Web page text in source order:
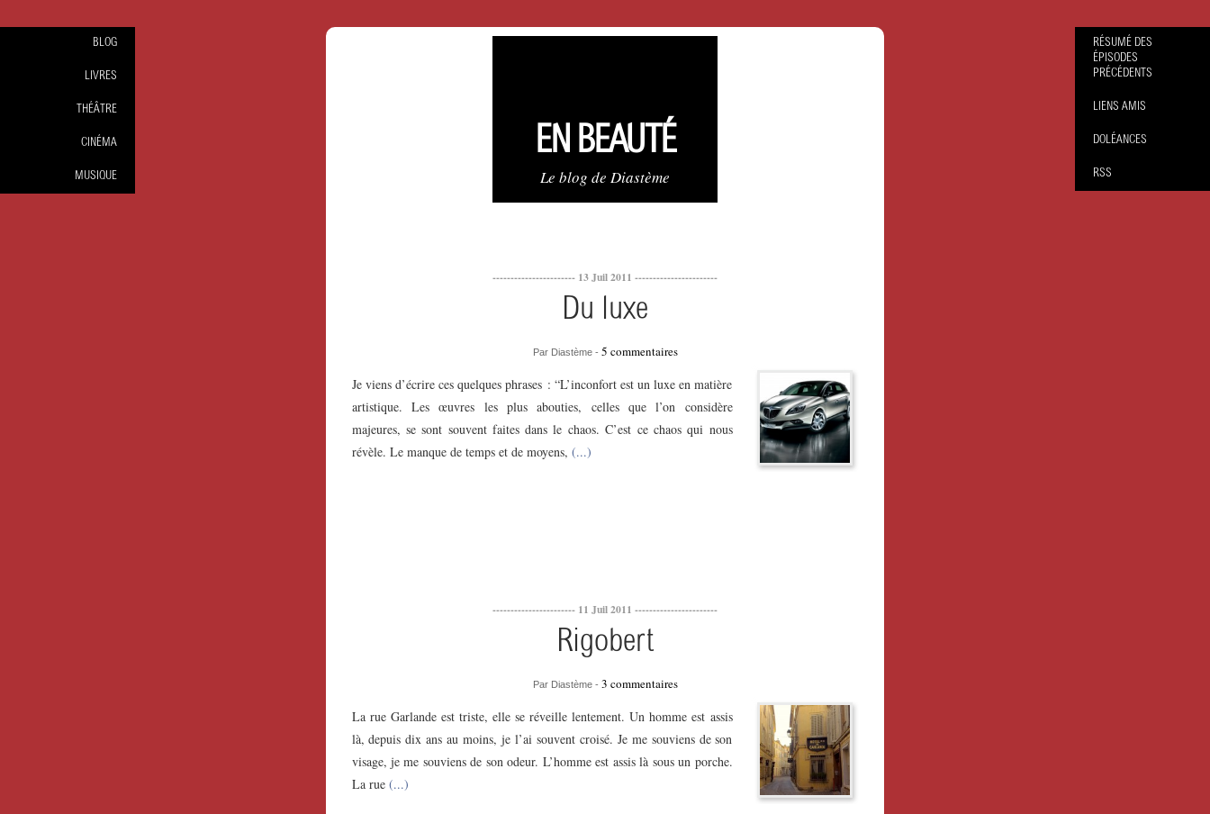
EN BEAUTÉ
Le blog de Diastème
----------------------- 13 Juil 2011 -----------------------
Du luxe
Par Diastème - 5 commentaires
Je viens d’écrire ces quelques phrases : “L’inconfort est un luxe en matière
artistique. Les œuvres les plus abouties, celles que l’on considère
majeures, se sont souvent faites dans le chaos. C’est ce chaos qui nous
révèle. Le manque de temps et de moyens, (...)
----------------------- 11 Juil 2011 -----------------------
Rigobert
Par Diastème - 3 commentaires
La rue Garlande est triste, elle se réveille lentement. Un homme est assis
là, depuis dix ans au moins, je l’ai souvent croisé. Je me souviens de son
visage, je me souviens de son odeur. L’homme est assis là sous un porche.
La rue (...)
BLOG
LIVRES
THÉÂTRE
CINÉMA
MUSIQUE
RÉSUMÉ DES
ÉPISODES
PRÉCÉDENTS
LIENS AMIS
DOLÉANCES
RSS